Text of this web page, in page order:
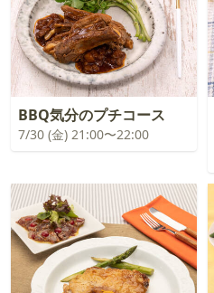
BBQ気分のプチコース
7/30 (金) 21:00〜22:00